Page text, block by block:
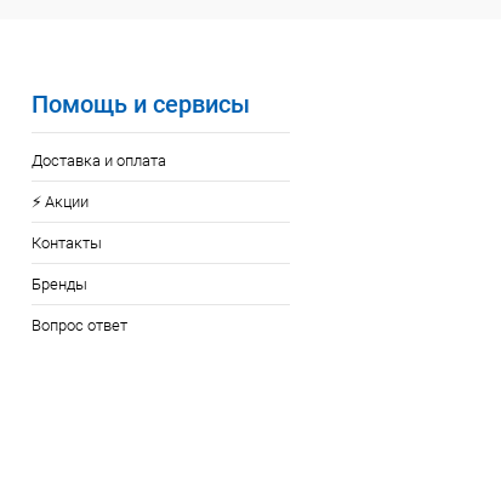
Помощь и сервисы
Доставка и оплата
⚡️ Акции
Контакты
Бренды
Вопрос ответ